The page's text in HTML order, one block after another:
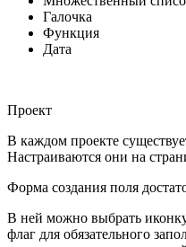
Галочка
Функция
Дата
Проект
В каждом проекте
Настраиваются они на
Форма создания поля
В ней можно выбрать
флаг для обязательного